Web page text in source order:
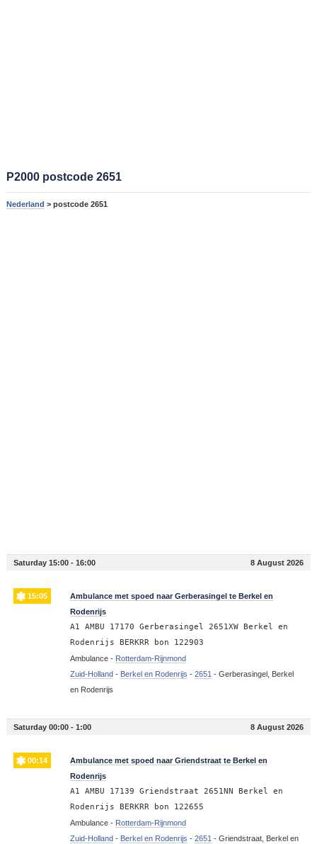
P2000 postcode 2651
Nederland > postcode 2651
Saturday 15:00 - 16:00 8 August 2026
15:05
Ambulance met spoed naar Gerberasingel te Berkel en
Rodenrijs
A1 AMBU 17170 Gerberasingel 2651XW Berkel en
Rodenrijs BERKRR bon 122903
Ambulance - Rotterdam-Rijnmond
Zuid-Holland- Berkel en Rodenrijs - 2651 - Gerberasingel, Berkel
en Rodenrijs
Saturday 00:00 - 1:00 8 August 2026
00:14
Ambulance met spoed naar Griendstraat te Berkel en
Rodenrijs
A1 AMBU 17139 Griendstraat 2651NN Berkel en
Rodenrijs BERKRR bon 122655
Ambulance - Rotterdam-Rijnmond
Zuid-Holland- Berkel en Rodenrijs - 2651 - Griendstraat, Berkel en